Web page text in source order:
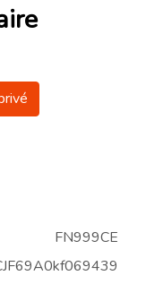
FN999CE